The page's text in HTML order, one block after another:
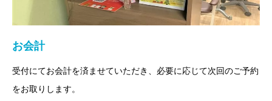
お会計
受付にてお会計を済ませていただき、必要に応じて次回のご予約
をお取りします。